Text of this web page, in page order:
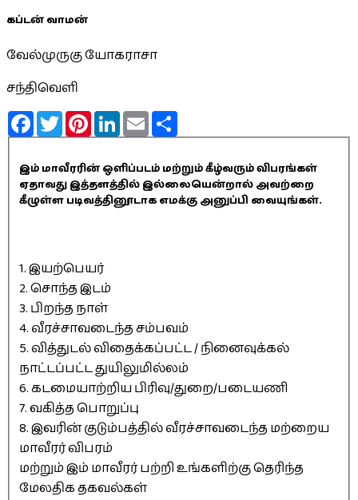
கப்டன் வாமன்
வேல்முருகு யோகராசா
சந்திவெளி
FacebookTwitterPinterestLinkedInEmail
இம் மாவீரரின் ஒளிப்படம் மற்றும் கீழ்வரும் விபரங்கள்
ஏதாவது இத்தளத்தில் இல்லையென்றால் அவற்றை
கீழுள்ள படிவத்தினூடாக எமக்கு அனுப்பி வையுங்கள்.
1. இயற்பெயர்
2. சொந்த இடம்
3. பிறந்த நாள்
4. வீரச்சாவடைந்த சம்பவம்
5. வித்துடல் விதைக்கப்பட்ட / நினைவுக்கல்
நாட்டப்பட்ட துயிலுமில்லம்
6. கடமையாற்றிய பிரிவு/துறை/படையணி
7. வகித்த பொறுப்பு
8. இவரின் குடும்பத்தில் வீரச்சாவடைந்த மற்றைய
மாவீரர் விபரம்
மற்றும் இம் மாவீரர் பற்றி உங்களிற்கு தெரிந்த
மேலதிக தகவல்கள்